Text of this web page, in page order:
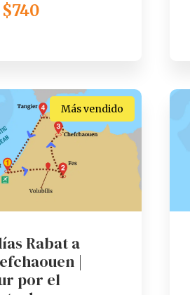
$740
Más vendido
Rabat a
|
por el